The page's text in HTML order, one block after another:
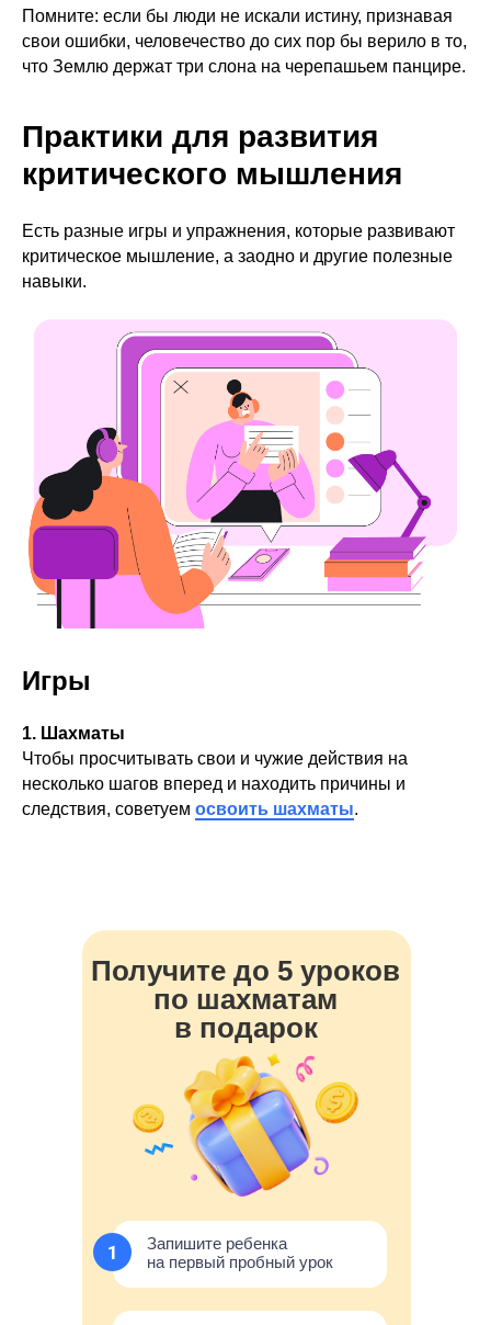
Помните: если бы люди не искали истину, признавая
свои ошибки, человечество до сих пор бы верило в то,
что Землю держат три слона на черепашьем панцире.
Практики для развития
критического мышления
Есть разные игры и упражнения, которые развивают
критическое мышление, а заодно и другие полезные
навыки.
Игры
1. Шахматы
Чтобы просчитывать свои и чужие действия на
несколько шагов вперед и находить причины и
следствия, советуем освоить шахматы.
Запишите ребенка
на первый пробный урок
Получите до 5 уроков
по шахматам
в подарок